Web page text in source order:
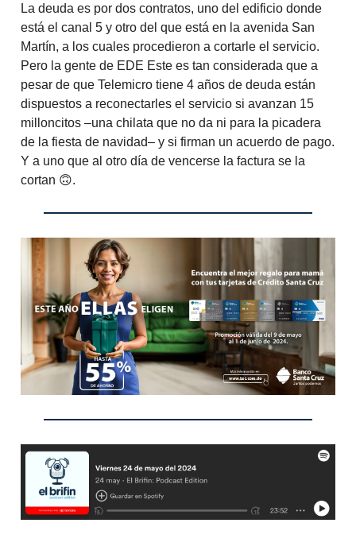
La deuda es por dos contratos, uno del edificio donde
está el canal 5 y otro del que está en la avenida San
Martín, a los cuales procedieron a cortarle el servicio.
Pero la gente de EDE Este es tan considerada que a
pesar de que Telemicro tiene 4 años de deuda están
dispuestos a reconectarles el servicio si avanzan 15
milloncitos –una chilata que no da ni para la picadera
de la fiesta de navidad– y si firman un acuerdo de pago.
Y a uno que al otro día de vencerse la factura se la
cortan 🙃.